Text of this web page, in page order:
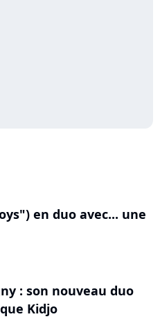
en duo avec... une
: son nouveau duo
Kidjo